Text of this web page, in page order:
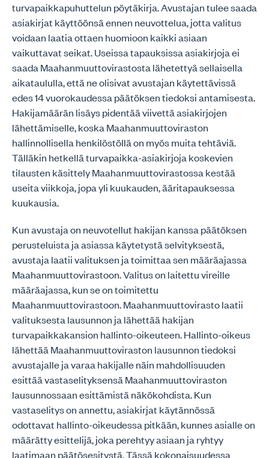
turvapaikkapuhuttelun pöytäkirja. Avustajan tulee saada
asiakirjat käyttöönsä ennen neuvottelua, jotta valitus
voidaan laatia ottaen huomioon kaikki asiaan
vaikuttavat seikat. Useissa tapauksissa asiakirjoja ei
saada Maahanmuuttovirastosta lähetettyä sellaisella
aikataululla, että ne olisivat avustajan käytettävissä
edes 14 vuorokaudessa päätöksen tiedoksi antamisesta.
Hakijamäärän lisäys pidentää viivettä asiakirjojen
lähettämiselle, koska Maahanmuuttoviraston
hallinnollisella henkilöstöllä on myös muita tehtäviä.
Tälläkin hetkellä turvapaikka-asiakirjoja koskevien
tilausten käsittely Maahanmuuttovirastossa kestää
useita viikkoja, jopa yli kuukauden, ääritapauksessa
kuukausia.
Kun avustaja on neuvotellut hakijan kanssa päätöksen
perusteluista ja asiassa käytetystä selvityksestä,
avustaja laatii valituksen ja toimittaa sen määräajassa
Maahanmuuttovirastoon. Valitus on laitettu vireille
määräajassa, kun se on toimitettu
Maahanmuuttovirastoon. Maahanmuuttovirasto laatii
valituksesta lausunnon ja lähettää hakijan
turvapaikkakansion hallinto-oikeuteen. Hallinto-oikeus
lähettää Maahanmuuttoviraston lausunnon tiedoksi
avustajalle ja varaa hakijalle näin mahdollisuuden
esittää vastaselityksensä Maahanmuuttoviraston
lausunnossaan esittämistä näkökohdista. Kun
vastaselitys on annettu, asiakirjat käytännössä
odottavat hallinto-oikeudessa pitkään, kunnes asialle on
määrätty esittelijä, joka perehtyy asiaan ja ryhtyy
laatimaan päätösesitystä. Tässä kokonaisuudessa